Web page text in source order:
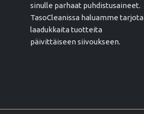
sinulle parhaat puhdistusaineet.
TasoCleanissa haluamme tarjota
laadukkaita tuotteita
päivittäiseen siivoukseen.